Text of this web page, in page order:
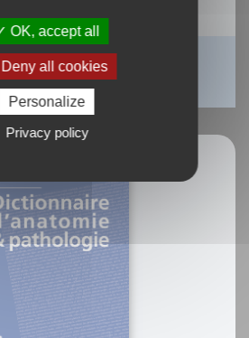
aaaaa
Yannick Giorgi
OK, accept all
Deny all cookies
Personalize
Privacy policy